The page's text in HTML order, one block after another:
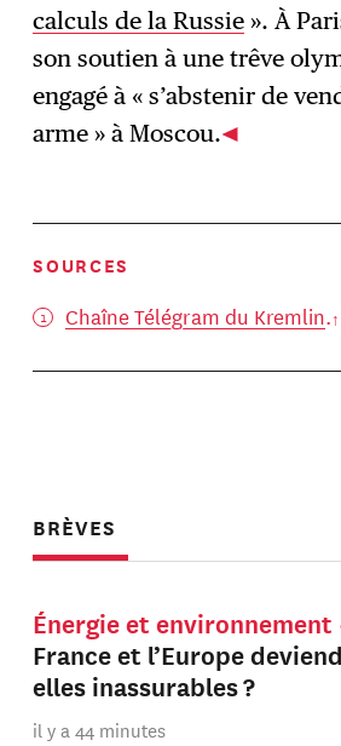
calculs de la Russie ». À
son soutien à une trêve
engagé à « s’abstenir de
arme » à Moscou.
SOURCES
Chaîne Télégram du Kremlin.
BRÈVES
Énergie et environnement
France et l’Europe
elles inassurables ?
il y a 44 minutes